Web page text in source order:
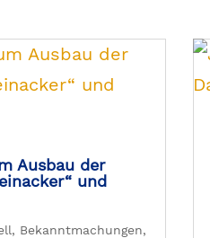
Ausbau der
und
, Bekanntmachungen,